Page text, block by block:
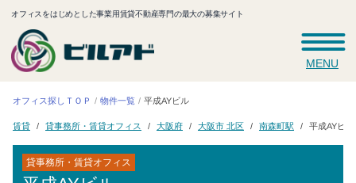
オフィスをはじめとした事業用賃貸不動産専門の最大の募集サイト
MENU
オフィス探しＴＯＰ 物件一覧 平成AYビル
賃貸 貸事務所・賃貸オフィス 大阪府 大阪市 北区 南森町駅 平成AYビル
貸事務所・賃貸オフィス